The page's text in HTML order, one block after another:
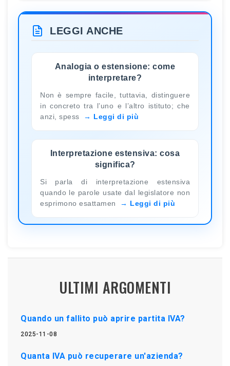
LEGGI ANCHE
Analogia o estensione: come
interpretare?
Non è sempre facile, tuttavia, distinguere
in concreto tra l’uno e l’altro istituto; che
anzi, spess
Leggi di più
Interpretazione estensiva: cosa
significa?
Si parla di interpretazione estensiva
quando le parole usate dal legislatore non
esprimono esattamen
Leggi di più
ULTIMI ARGOMENTI
Quando un fallito può aprire partita IVA?
2025-11-08
Quanta IVA può recuperare un'azienda?